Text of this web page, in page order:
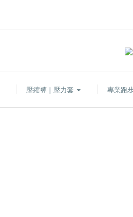
壓縮褲｜壓力套 專業跑